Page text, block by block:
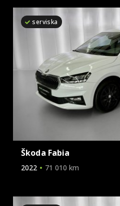
Škoda
Tesla
Volkswagen
Volvo
serviska
Škoda Fabia
2022 71 010 km